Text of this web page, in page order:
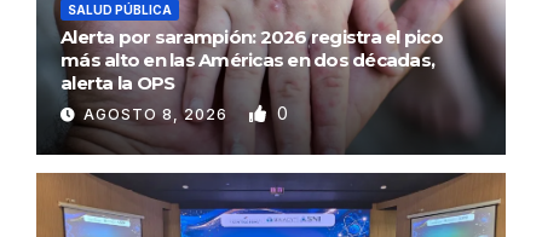
SALUD PÚBLICA
Alerta por sarampión: 2026 registra el pico
más alto en las Américas en dos décadas,
alerta la OPS
AGOSTO 8, 2026 0